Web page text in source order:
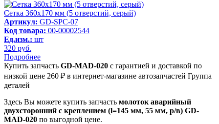
Сетка 360х170 мм (5 отверстий, серый)
Артикул: GD-SPC-07
Код товара: 00-00002544
Ед.изм.: шт
320 руб.
Подробнее
Купить запчасть GD-MAD-020 с гарантией и доставкой по
низкой цене 260 ₽ в интернет-магазине автозапчастей Группа
деталей
Здесь Вы можете купить запчасть молоток аварийный
двухсторонний с креплением (l=145 мм, 55 мм, р/в) GD-
MAD-020 по выгодной цене.